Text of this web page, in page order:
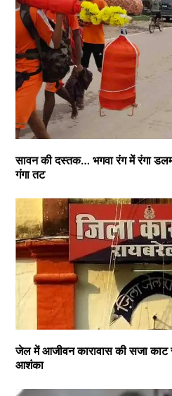
सावन की दस्तक… भगवा रंग में रंगा
गंगा तट
जेल में आजीवन कारावास की सजा काट
आशंका